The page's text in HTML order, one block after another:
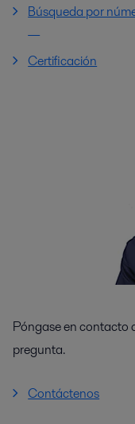
Búsqueda
Certificación
Póngase en contacto
pregunta.
Contáctenos